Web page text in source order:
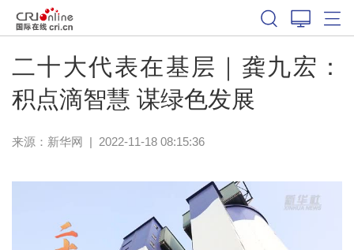
二十大代表在基层｜龚九宏：
积点滴智慧 谋绿色发展
来源： 新华网 | 2022-11-18 08:15:36